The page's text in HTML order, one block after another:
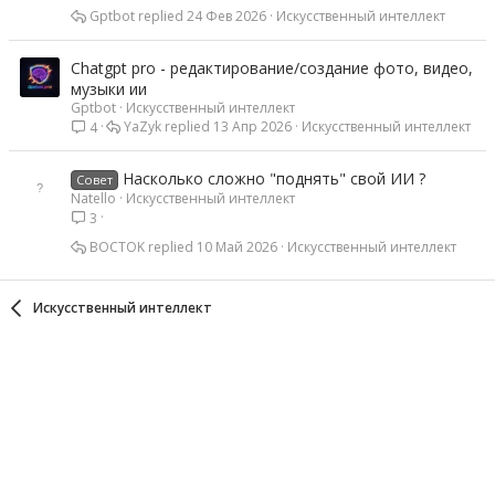
Искусственный интеллект
24 Фев 2026
Gptbot
Chatgpt pro - редактирование/создание фото, видео,
музыки ии
Gptbot Искусственный интеллект
4
Искусственный интеллект
13 Апр 2026
YaZyk
Совет Насколько сложно "поднять" свой ИИ ?
Natello
Искусственный интеллект
3
Искусственный интеллект
10 Май 2026
BOCTOK
Искусственный интеллект